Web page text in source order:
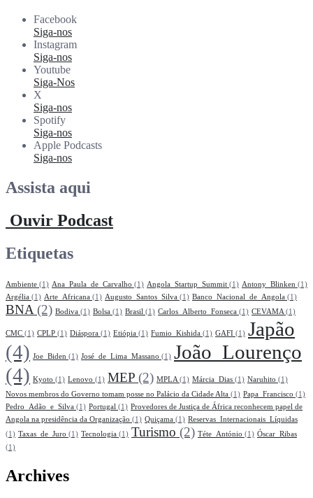
Facebook
Siga-nos
Instagram
Siga-nos
Youtube
Siga-Nos
X
Siga-nos
Spotify
Siga-nos
Apple Podcasts
Siga-nos
Assista aqui
Ouvir Podcast
Etiquetas
Ambiente (1) Ana_Paula_de_Carvalho (1) Angola_Startup_Summit (1) Antony_Blinken (1)
Argélia (1) Arte_Africana (1) Augusto_Santos_Silva (1) Banco_Nacional_de_Angola (1)
BNA (2) Bodiva (1) Bolsa (1) Brasil (1) Carlos_Alberto_Fonseca (1) CEVAMA (1)
CMC (1) CPLP (1) Diáspora (1) Etiópia (1) Fumio_Kishida (1) GAFI (1) Japão
(4) Joe_Biden (1) José_de_Lima_Massano (1) João_Lourenço
(4) Kyoto (1) Lenovo (1) MEP (2) MPLA (1) Márcia_Dias (1) Naruhito (1)
Novos membros do Governo tomam posse no Palácio da Cidade Alta (1) Papa_Francisco (1)
Pedro_Adão_e_Silva (1) Portugal (1) Provedores de Justiça de África reconhecem papel de
Angola na presidência da Organização (1) Quiçama (1) Reservas_Internacionais_Líquidas
(1) Taxas_de_Juro (1) Tecnologia (1) Turismo (2) Téte_António (1) Óscar_Ribas
(1)
Archives